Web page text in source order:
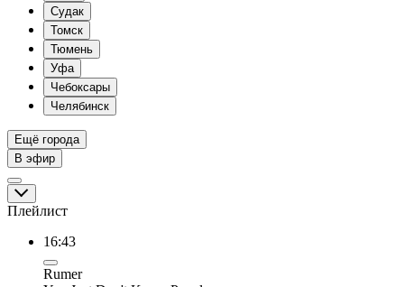
Судак
Томск
Тюмень
Уфа
Чебоксары
Челябинск
Ещё города
В эфир
Плейлист
16:43
Rumer